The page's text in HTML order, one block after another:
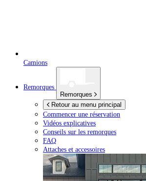
Camions
Remorques
Remorques
Retour au menu principal
Commencer une réservation
Vidéos explicatives
Conseils sur les remorques
FAQ
Attaches et accessoires